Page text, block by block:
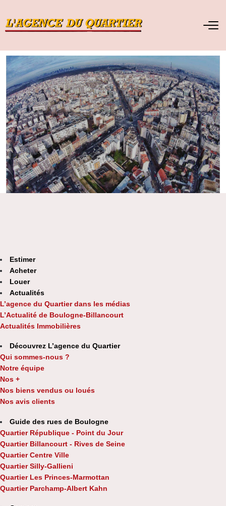
Estimer
Acheter
Louer
Actualités
L’agence du Quartier dans les médias
L’Actualité de Boulogne-Billancourt
Actualités Immobilières
Découvrez L’agence du Quartier
Qui sommes-nous ?
Notre équipe
Nos +
Nos biens vendus ou loués
Nos avis clients
Guide des rues de Boulogne
Quartier République - Point du Jour
Quartier Billancourt - Rives de Seine
Quartier Centre Ville
Quartier Silly-Gallieni
Quartier Les Princes-Marmottan
Quartier Parchamp-Albert Kahn